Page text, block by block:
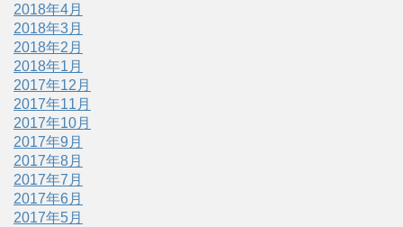
2018年4月
2018年3月
2018年2月
2018年1月
2017年12月
2017年11月
2017年10月
2017年9月
2017年8月
2017年7月
2017年6月
2017年5月